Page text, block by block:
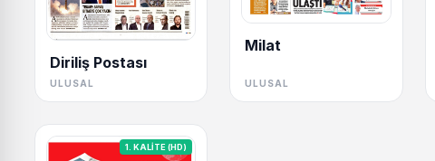
Diriliş Postası
ULUSAL
Milat
ULUSAL
1. KALİTE (HD)